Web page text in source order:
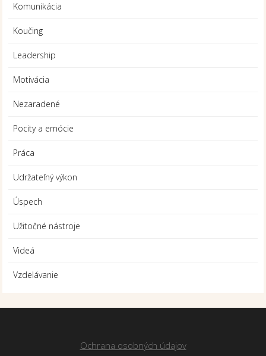
Komunikácia
Koučing
Leadership
Motivácia
Nezaradené
Pocity a emócie
Práca
Udržateľný výkon
Úspech
Užitočné nástroje
Videá
Vzdelávanie
Ochrana osobných údajov